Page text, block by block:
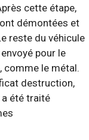
cette étape,
démontées et
reste du véhicule
pour le
comme le métal.
destruction,
été traité